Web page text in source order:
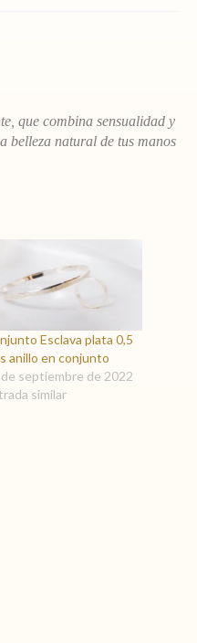
que combina sensualidad y
belleza natural de tus manos
Esclava plata 0,5
anillo en conjunto
septiembre de 2022
similar